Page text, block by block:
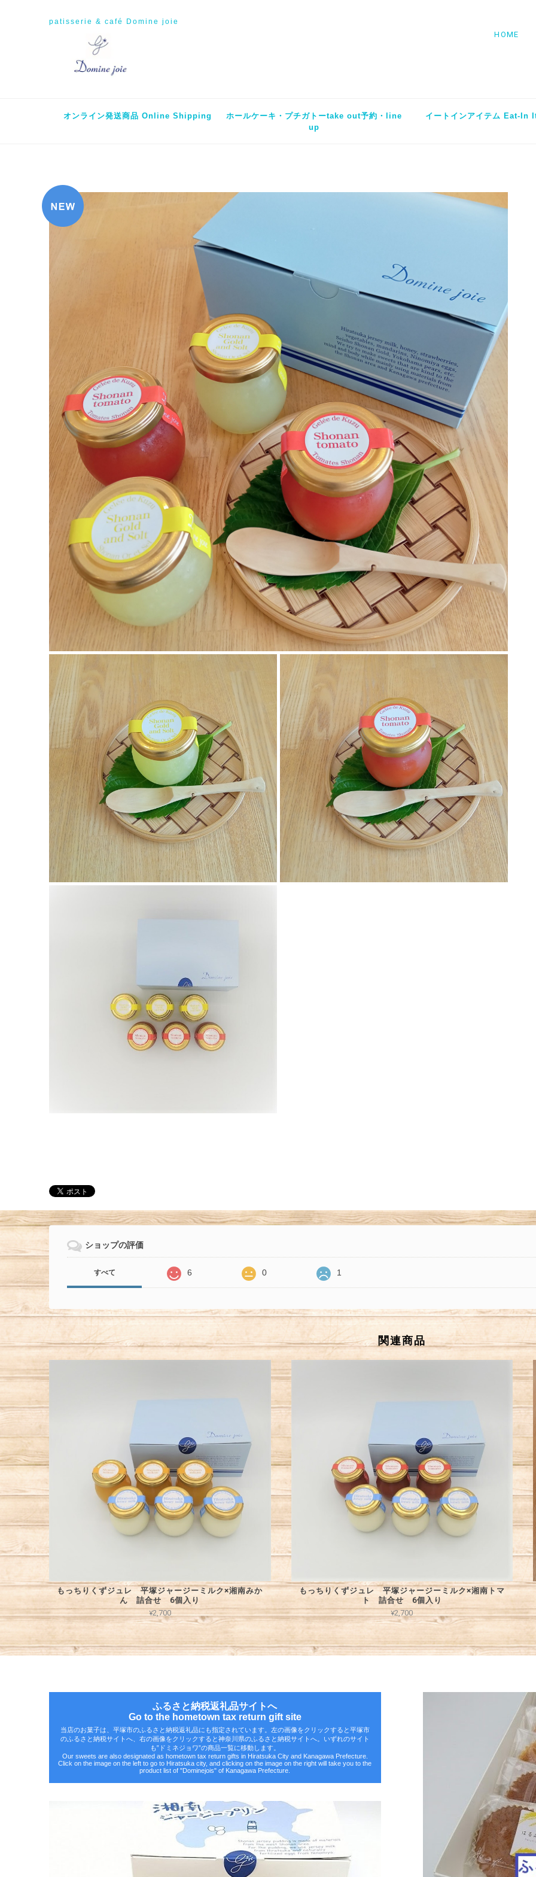
patisserie & café Domine joie
HOME
オンライン発送商品 Online Shipping
ホールケーキ・プチガトーtake out予約・line
up
イートインアイテム Eat-In
ショップの評価
すべて 6 0 1
関連商品
もっちりくずジュレ 平塚ジャージーミルク×湘南みか
ん 詰合せ 6個入り
¥2,700
もっちりくずジュレ 平塚ジャージーミルク×湘南トマ
ト 詰合せ 6個入り
¥2,700
ふるさと納税返礼品サイトへ
Go to the hometown tax return gift site
当店のお菓子は、平塚市のふるさと納税返礼品にも指定されています。左の画像をクリックすると平塚市
のふるさと納税サイトへ、右の画像をクリックすると神奈川県のふるさと納税サイトへ。いずれのサイト
も‟ドミネジョワ”の商品一覧に移動します。
Our sweets are also designated as hometown tax return gifts in Hiratsuka City and Kanagawa Prefecture.
Click on the image on the left to go to Hiratsuka city, and clicking on the image on the right will take you to the
product list of "Dominejois" of Kanagawa Prefecture.